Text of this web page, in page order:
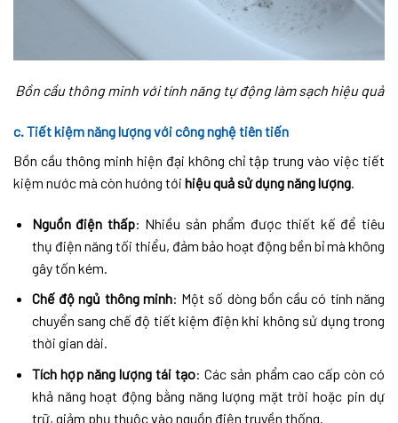
Bồn cầu thông minh với tính năng tự động làm sạch hiệu quả
c. Tiết kiệm năng lượng với công nghệ tiên tiến
Bồn cầu thông minh hiện đại không chỉ tập trung vào việc tiết
kiệm nước mà còn hướng tới hiệu quả sử dụng năng lượng
Nguồn điện thấp: Nhiều sản phẩm được thiết kế để tiêu
thụ điện năng tối thiểu, đảm bảo hoạt động bền bỉ mà không
gây tốn kém.
Chế độ ngủ thông minh: Một số dòng bồn cầu có tính năng
chuyển sang chế độ tiết kiệm điện khi không sử dụng trong
thời gian dài.
Tích hợp năng lượng tái tạo: Các sản phẩm cao cấp còn có
khả năng hoạt động bằng năng lượng mặt trời hoặc pin dự
trữ, giảm phụ thuộc vào nguồn điện truyền thống.